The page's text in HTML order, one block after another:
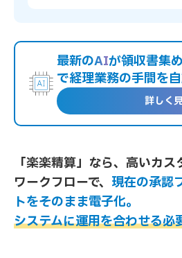
最新のAIが領収書集
で経理業務の手間を
詳しく
「楽楽精算」なら、高いカ
ワークフローで、 現在の承認
トをそのまま電子化。
システムに運用を合わせる必